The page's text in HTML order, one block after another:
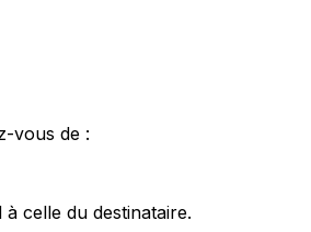
vous de :
celle du destinataire.